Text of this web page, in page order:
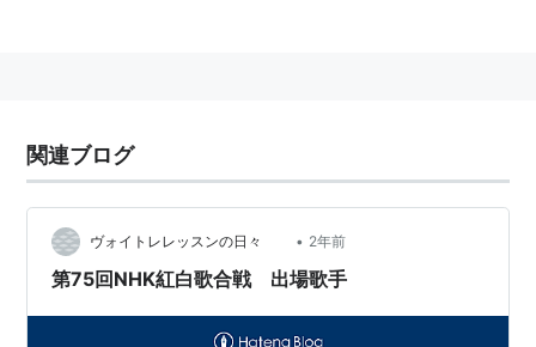
関連ブログ
ヴォイトレレッスンの日々 • 2年前
第75回NHK紅白歌合戦 出場歌手